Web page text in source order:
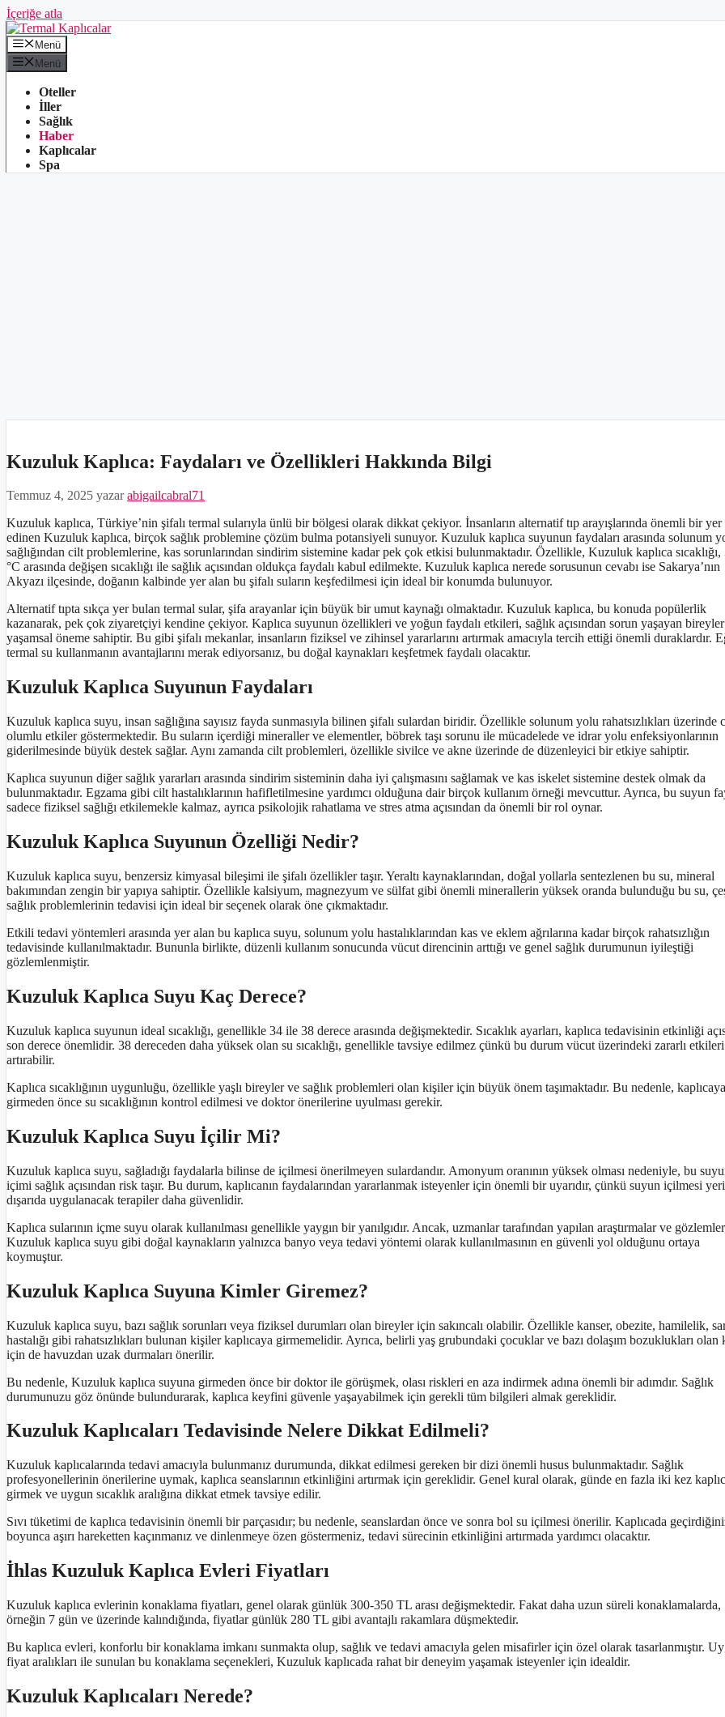
İçeriğe atla
Menü
Menü
Oteller
İller
Sağlık
Haber
Kaplıcalar
Spa
Kuzuluk Kaplıca: Faydaları ve Özellikleri Hakkında Bilgi
Temmuz 4, 2025 yazarabigailcabral71
Kuzuluk kaplıca, Türkiye’nin şifalı termal sularıyla ünlü bir bölgesi olarak dikkat çekiyor. İnsanların alternatif tıp arayışlarında önemli bir yer
edinen Kuzuluk kaplıca, birçok sağlık problemine çözüm bulma potansiyeli sunuyor. Kuzuluk kaplıca suyunun faydaları arasında solunum
sağlığından cilt problemlerine, kas sorunlarından sindirim sistemine kadar pek çok etkisi bulunmaktadır. Özellikle, Kuzuluk kaplıca
°C arasında değişen sıcaklığı ile sağlık açısından oldukça faydalı kabul edilmekte. Kuzuluk kaplıca nerede sorusunun cevabı ise Sakarya’nın
Akyazı ilçesinde, doğanın kalbinde yer alan bu şifalı suların keşfedilmesi için ideal bir konumda bulunuyor.
Alternatif tıpta sıkça yer bulan termal sular, şifa arayanlar için büyük bir umut kaynağı olmaktadır. Kuzuluk kaplıca, bu konuda popülerlik
kazanarak, pek çok ziyaretçiyi kendine çekiyor. Kaplıca suyunun özellikleri ve yoğun faydalı etkileri, sağlık açısından sorun yaşayan
yaşamsal öneme sahiptir. Bu gibi şifalı mekanlar, insanların fiziksel ve zihinsel yararlarını artırmak amacıyla tercih ettiği önemli duraklardır.
termal su kullanmanın avantajlarını merak ediyorsanız, bu doğal kaynakları keşfetmek faydalı olacaktır.
Kuzuluk Kaplıca Suyunun Faydaları
Kuzuluk kaplıca suyu, insan sağlığına sayısız fayda sunmasıyla bilinen şifalı sulardan biridir. Özellikle solunum yolu rahatsızlıkları üzerinde
olumlu etkiler göstermektedir. Bu suların içerdiği mineraller ve elementler, böbrek taşı sorunu ile mücadelede ve idrar yolu enfeksiyonlarının
giderilmesinde büyük destek sağlar. Aynı zamanda cilt problemleri, özellikle sivilce ve akne üzerinde de düzenleyici bir etkiye sahiptir.
Kaplıca suyunun diğer sağlık yararları arasında sindirim sisteminin daha iyi çalışmasını sağlamak ve kas iskelet sistemine destek olmak da
bulunmaktadır. Egzama gibi cilt hastalıklarının hafifletilmesine yardımcı olduğuna dair birçok kullanım örneği mevcuttur. Ayrıca, bu suyun
sadece fiziksel sağlığı etkilemekle kalmaz, ayrıca psikolojik rahatlama ve stres atma açısından da önemli bir rol oynar.
Kuzuluk Kaplıca Suyunun Özelliği Nedir?
Kuzuluk kaplıca suyu, benzersiz kimyasal bileşimi ile şifalı özellikler taşır. Yeraltı kaynaklarından, doğal yollarla sentezlenen bu su, mineral
bakımından zengin bir yapıya sahiptir. Özellikle kalsiyum, magnezyum ve sülfat gibi önemli minerallerin yüksek oranda bulunduğu bu su,
sağlık problemlerinin tedavisi için ideal bir seçenek olarak öne çıkmaktadır.
Etkili tedavi yöntemleri arasında yer alan bu kaplıca suyu, solunum yolu hastalıklarından kas ve eklem ağrılarına kadar birçok rahatsızlığın
tedavisinde kullanılmaktadır. Bununla birlikte, düzenli kullanım sonucunda vücut direncinin arttığı ve genel sağlık durumunun iyileştiği
gözlemlenmiştir.
Kuzuluk Kaplıca Suyu Kaç Derece?
Kuzuluk kaplıca suyunun ideal sıcaklığı, genellikle 34 ile 38 derece arasında değişmektedir. Sıcaklık ayarları, kaplıca tedavisinin etkinliği
son derece önemlidir. 38 dereceden daha yüksek olan su sıcaklığı, genellikle tavsiye edilmez çünkü bu durum vücut üzerindeki zararlı etkileri
artırabilir.
Kaplıca sıcaklığının uygunluğu, özellikle yaşlı bireyler ve sağlık problemleri olan kişiler için büyük önem taşımaktadır. Bu nedenle, kaplıcaya
girmeden önce su sıcaklığının kontrol edilmesi ve doktor önerilerine uyulması gerekir.
Kuzuluk Kaplıca Suyu İçilir Mi?
Kuzuluk kaplıca suyu, sağladığı faydalarla bilinse de içilmesi önerilmeyen sulardandır. Amonyum oranının yüksek olması nedeniyle, bu
içimi sağlık açısından risk taşır. Bu durum, kaplıcanın faydalarından yararlanmak isteyenler için önemli bir uyarıdır, çünkü suyun içilmesi
dışarıda uygulanacak terapiler daha güvenlidir.
Kaplıca sularının içme suyu olarak kullanılması genellikle yaygın bir yanılgıdır. Ancak, uzmanlar tarafından yapılan araştırmalar ve
Kuzuluk kaplıca suyu gibi doğal kaynakların yalnızca banyo veya tedavi yöntemi olarak kullanılmasının en güvenli yol olduğunu ortaya
koymuştur.
Kuzuluk Kaplıca Suyuna Kimler Giremez?
Kuzuluk kaplıca suyu, bazı sağlık sorunları veya fiziksel durumları olan bireyler için sakıncalı olabilir. Özellikle kanser, obezite, hamilelik,
hastalığı gibi rahatsızlıkları bulunan kişiler kaplıcaya girmemelidir. Ayrıca, belirli yaş grubundaki çocuklar ve bazı dolaşım bozuklukları olan
için de havuzdan uzak durmaları önerilir.
Bu nedenle, Kuzuluk kaplıca suyuna girmeden önce bir doktor ile görüşmek, olası riskleri en aza indirmek adına önemli bir adımdır. Sağlık
durumunuzu göz önünde bulundurarak, kaplıca keyfini güvenle yaşayabilmek için gerekli tüm bilgileri almak gereklidir.
Kuzuluk Kaplıcaları Tedavisinde Nelere Dikkat Edilmeli?
Kuzuluk kaplıcalarında tedavi amacıyla bulunmanız durumunda, dikkat edilmesi gereken bir dizi önemli husus bulunmaktadır. Sağlık
profesyonellerinin önerilerine uymak, kaplıca seanslarının etkinliğini artırmak için gereklidir. Genel kural olarak, günde en fazla iki kez
girmek ve uygun sıcaklık aralığına dikkat etmek tavsiye edilir.
Sıvı tüketimi de kaplıca tedavisinin önemli bir parçasıdır; bu nedenle, seanslardan önce ve sonra bol su içilmesi önerilir. Kaplıcada
boyunca aşırı hareketten kaçınmanız ve dinlenmeye özen göstermeniz, tedavi sürecinin etkinliğini artırmada yardımcı olacaktır.
İhlas Kuzuluk Kaplıca Evleri Fiyatları
Kuzuluk kaplıca evlerinin konaklama fiyatları, genel olarak günlük 300-350 TL arası değişmektedir. Fakat daha uzun süreli konaklamalarda,
örneğin 7 gün ve üzerinde kalındığında, fiyatlar günlük 280 TL gibi avantajlı rakamlara düşmektedir.
Bu kaplıca evleri, konforlu bir konaklama imkanı sunmakta olup, sağlık ve tedavi amacıyla gelen misafirler için özel olarak tasarlanmıştır.
fiyat aralıkları ile sunulan bu konaklama seçenekleri, Kuzuluk kaplıcada rahat bir deneyim yaşamak isteyenler için idealdir.
Kuzuluk Kaplıcaları Nerede?